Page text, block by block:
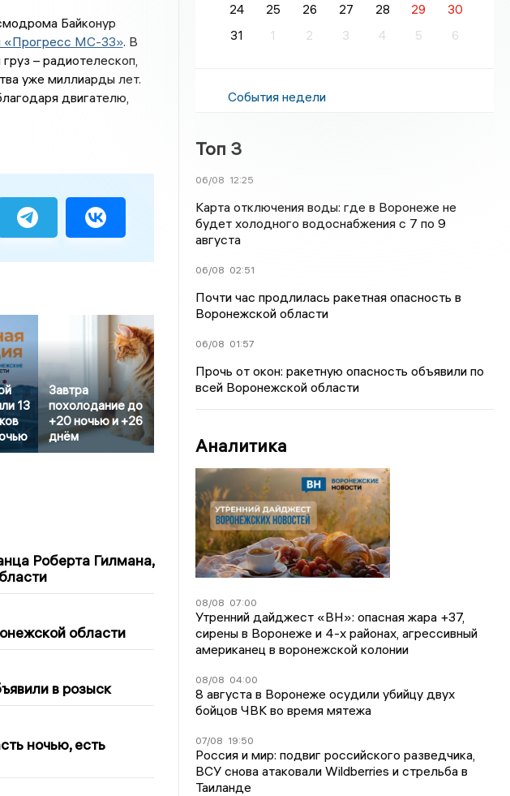
Байконур
«Прогресс МС-33». В
– радиотелескоп,
уже миллиарды лет.
двигателю,
13
Завтра
похолодание до
+20 ночью и +26
днём
Роберта Гилмана,
области
в розыск
ночью, есть
24
25 26 27 28 29
30
31
1 2 3 4 5 6
События недели
Топ 3
06/08 12:25
Карта отключения воды: где в Воронеже не
будет холодного водоснабжения с 7 по 9
августа
06/08 02:51
Почти час продлилась ракетная опасность в
Воронежской области
06/08 01:57
Прочь от окон: ракетную опасность объявили по
всей Воронежской области
Аналитика
08/08 07:00
Утренний дайджест «ВН»: опасная жара +37,
сирены в Воронеже и 4-х районах, агрессивный
американец в воронежской колонии
08/08 04:00
8 августа в Воронеже осудили убийцу двух
бойцов ЧВК во время мятежа
07/08 19:50
Россия и мир: подвиг российского разведчика,
ВСУ снова атаковали Wildberries и стрельба в
Таиланде